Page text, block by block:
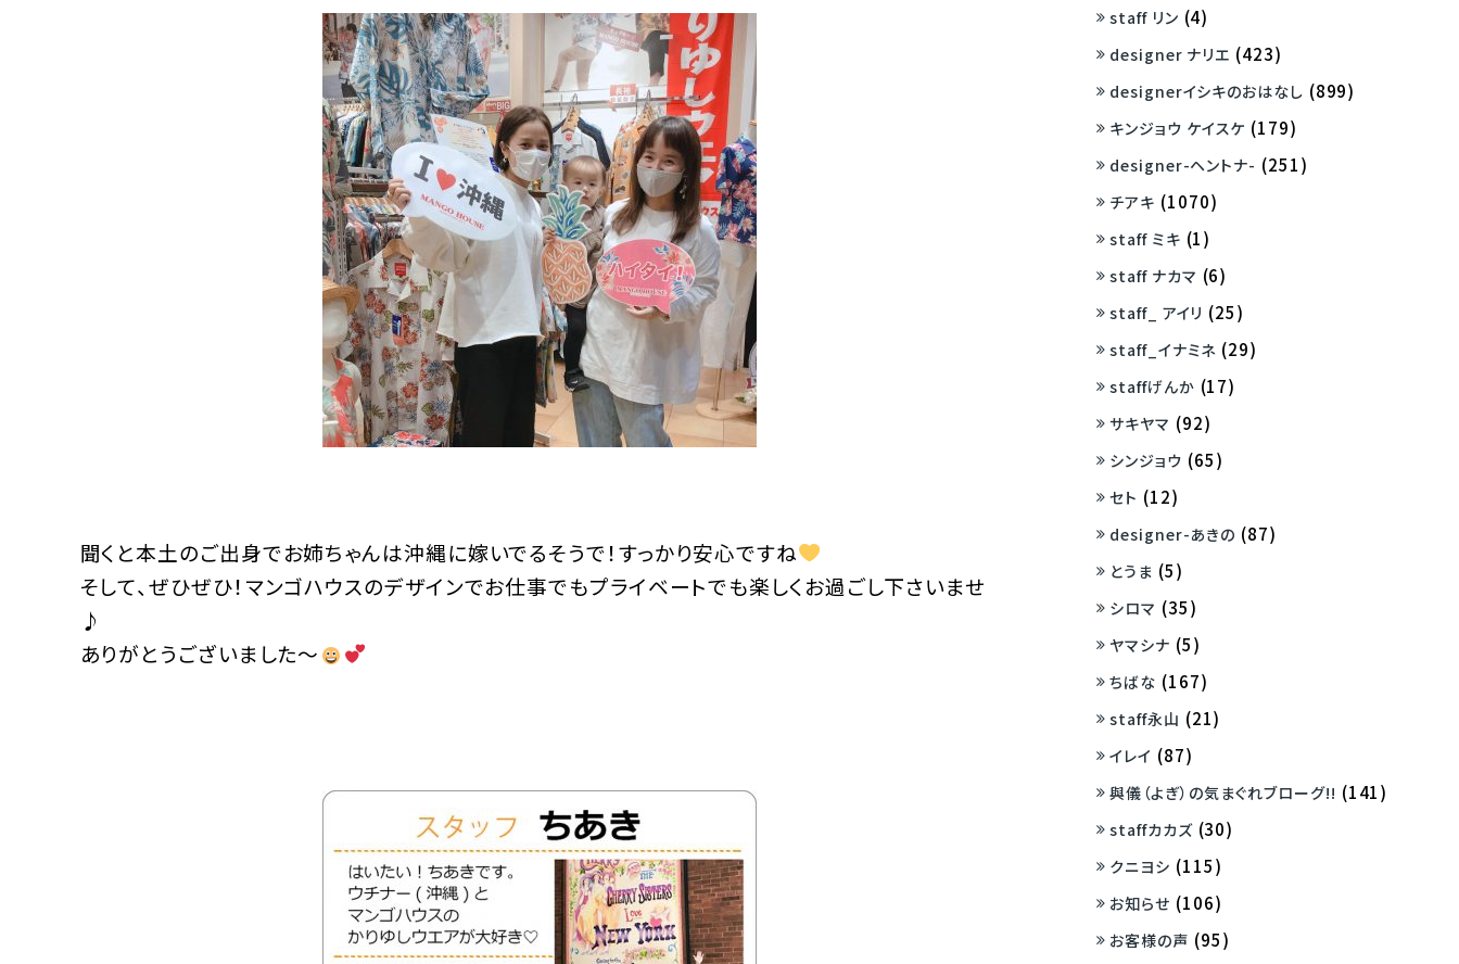
聞くと本土のご出身でお姉ちゃんは沖縄に嫁いでるそうで！すっかり安心ですね
そして、ぜひぜひ！マンゴハウスのデザインでお仕事でもプライベートでも楽しくお過ごし下さいませ
♪
ありがとうございました～
staff リン (4)
designer ナリエ (423)
designerイシキのおはなし (899)
キンジョウ ケイスケ (179)
designer-ヘントナ- (251)
チアキ (1070)
staff ミキ (1)
staff ナカマ (6)
staff_ アイリ (25)
staff_イナミネ (29)
staffげんか (17)
サキヤマ (92)
シンジョウ (65)
セト (12)
designer-あきの (87)
とうま (5)
シロマ (35)
ヤマシナ (5)
ちばな (167)
staff永山 (21)
イレイ (87)
與儀（よぎ）の気まぐれブローグ!! (141)
staffカカズ (30)
クニヨシ (115)
お知らせ (106)
お客様の声 (95)